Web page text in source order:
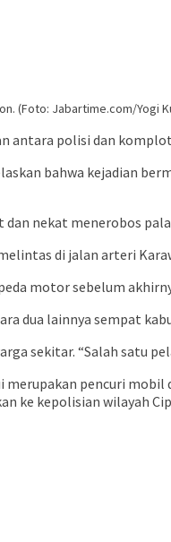
(Foto: Jabartime.com/Yogi
antara polisi dan
bahwa kejadian
nekat menerobos
di jalan arteri
motor sebelum
dua lainnya sempat
sekitar. “Salah satu
pencuri
ke kepolisian wilayah